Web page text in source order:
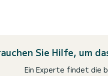
Sie Hilfe, um
Ein Experte findet die